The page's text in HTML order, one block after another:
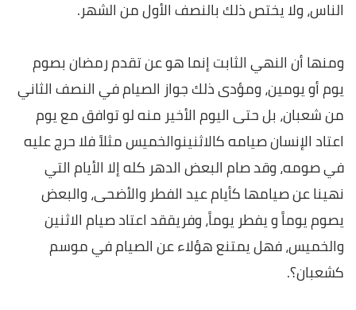
الناس، ولا يختص ذلك بالنصف الأول من الشهر.
ومنها أن النهي الثابت إنما هو عن تقدم رمضان بصوم
يوم أو يومين، ومؤدى ذلك جواز الصيام في النصف الثاني
من شعبان، بل حتى اليوم الأخير منه لو توافق مع يوم
اعتاد الإنسان صيامه كالاثنينوالخميس مثلاً فلا حرج عليه
في صومه، وقد صام البعض الدهر كله إلا الأيام التي
نهينا عن صيامها كأيام عيد الفطر والأضحى، والبعض
يصوم يوماً و يفطر يوماً، وفريققد اعتاد صيام الاثنين
والخميس، فهل يمتنع هؤلاء عن الصيام في موسم
كشعبان؟.